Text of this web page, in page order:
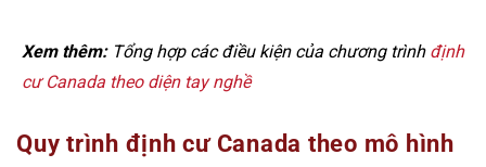
Xem thêm:Tổng hợp các điều kiện của chương trình định
cư Canada theo diện tay nghề
Quy trình định cư Canada theo mô hình